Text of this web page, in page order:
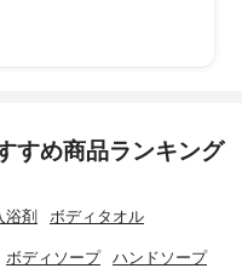
すめ商品ランキング
浴剤 ボディタオル
ボディソープ ハンドソープ